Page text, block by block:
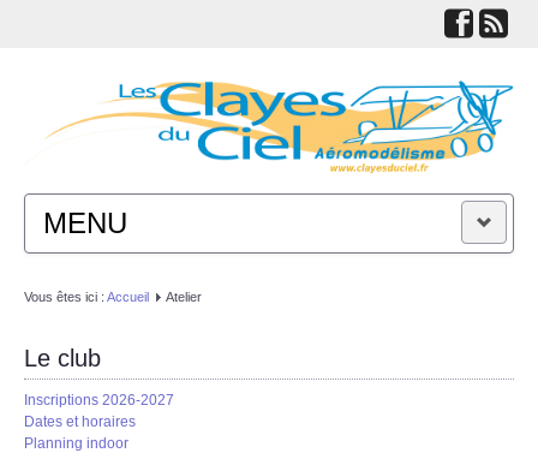
MENU
ACTUALITÉS
LE CLUB
TECHNIQUES
Vous êtes ici : Accueil Atelier
Le club
Inscriptions 2026-2027
Dates et horaires
Planning indoor